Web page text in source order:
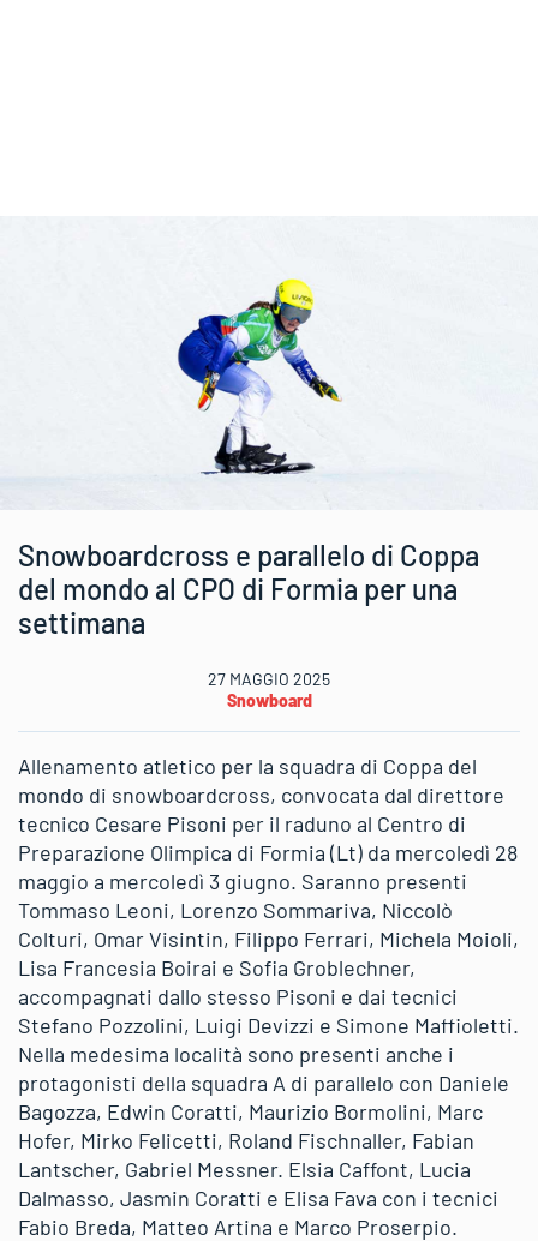
Snowboardcross e parallelo di Coppa
del mondo al CPO di Formia per una
settimana
27 MAGGIO 2025
Snowboard
Allenamento atletico per la squadra di Coppa del
mondo di snowboardcross, convocata dal direttore
tecnico Cesare Pisoni per il raduno al Centro di
Preparazione Olimpica di Formia (Lt) da mercoledì 28
maggio a mercoledì 3 giugno. Saranno presenti
Tommaso Leoni, Lorenzo Sommariva, Niccolò
Colturi, Omar Visintin, Filippo Ferrari, Michela Moioli,
Lisa Francesia Boirai e Sofia Groblechner,
accompagnati dallo stesso Pisoni e dai tecnici
Stefano Pozzolini, Luigi Devizzi e Simone Maffioletti.
Nella medesima località sono presenti anche i
protagonisti della squadra A di parallelo con Daniele
Bagozza, Edwin Coratti, Maurizio Bormolini, Marc
Hofer, Mirko Felicetti, Roland Fischnaller, Fabian
Lantscher, Gabriel Messner. Elsia Caffont, Lucia
Dalmasso, Jasmin Coratti e Elisa Fava con i tecnici
Fabio Breda, Matteo Artina e Marco Proserpio.